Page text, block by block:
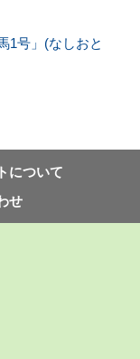
1号」(なしおと
について
せ